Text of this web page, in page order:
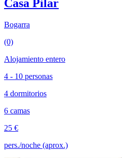
Casa Pilar
Bogarra
(0)
Alojamiento entero
4 - 10 personas
4 dormitorios
6 camas
25 €
pers./noche (aprox.)